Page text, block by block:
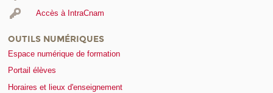
Accès à IntraCnam
OUTILS NUMÉRIQUES
Espace numérique de formation
Portail élèves
Horaires et lieux d'enseignement